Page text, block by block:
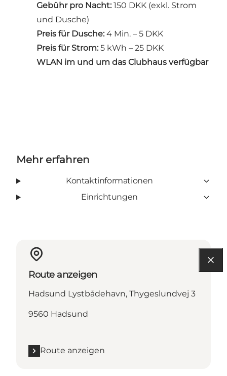
Gebühr pro Nacht: 150 DKK (exkl. Strom
und Dusche)
Preis für Dusche: 4 Min. – 5 DKK
Preis für Strom: 5 kWh – 25 DKK
WLAN im und um das Clubhaus verfügbar
Mehr erfahren
Kontaktinformationen
Einrichtungen
Route anzeigen
Hadsund Lystbådehavn, Thygeslundvej 3
9560 Hadsund
Route anzeigen